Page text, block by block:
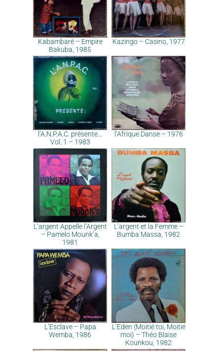
Kabambaré – Empire
Bakuba, 1985
Kazingo – Casino, 1977
l’A.N.P.A.C. présente…
Vol. 1 – 1983
l’Afrique Danse – 1976
L’argent Appelle l’Argent
– Pamelo Mounk’a,
1981
L’argent et la Femme –
Bumba Massa, 1982
L’Esclave – Papa
Wemba, 1986
L’Eden (Moitié toi, Moitié
moi) – Théo Blaise
Kounkou, 1982